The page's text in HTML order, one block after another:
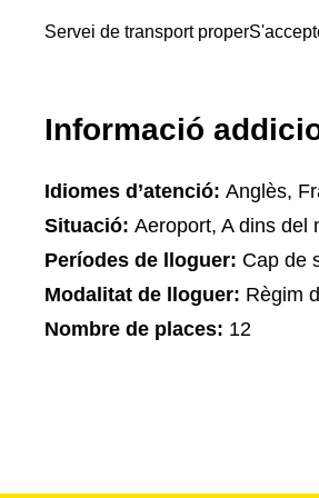
Servei de transport proper
Informació
Idiomes d’atenció: Anglès,
Situació: Aeroport, A dins del
Períodes de lloguer: Cap de
Modalitat de lloguer: Règim
Nombre de places: 12